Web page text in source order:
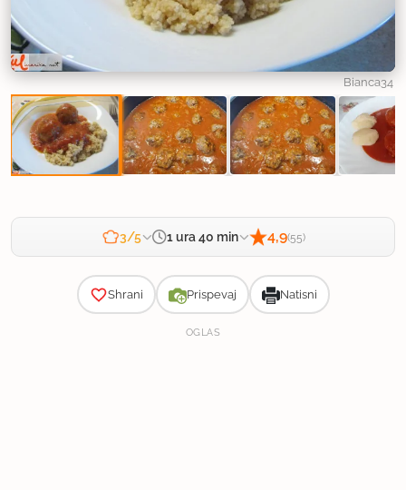
Bianca34
3/5 1 ura 40 min
25 min| 45 min| 30 min
4,9(55)
Shrani Prispevaj Natisni
OGLAS